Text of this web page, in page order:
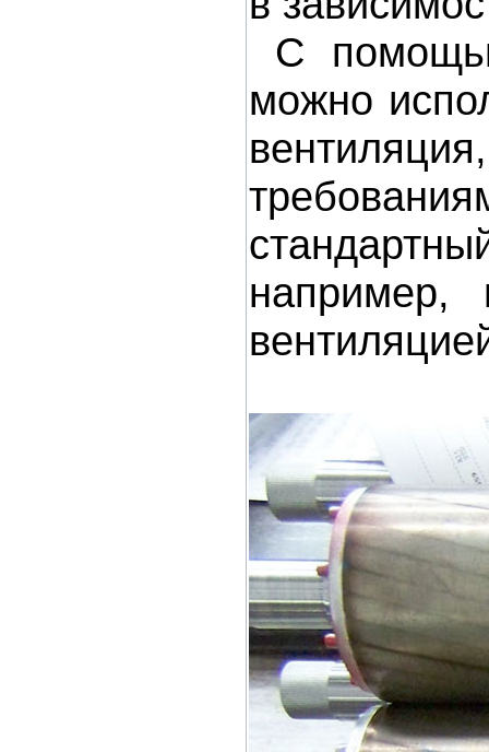
С
можно
например,